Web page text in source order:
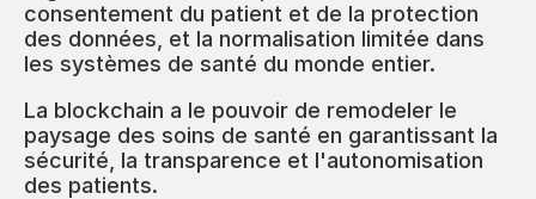
consentement du patient et de la protection
des données, et la normalisation limitée dans
les systèmes de santé du monde entier.
La blockchain a le pouvoir de remodeler le
paysage des soins de santé en garantissant la
sécurité, la transparence et l'autonomisation
des patients.